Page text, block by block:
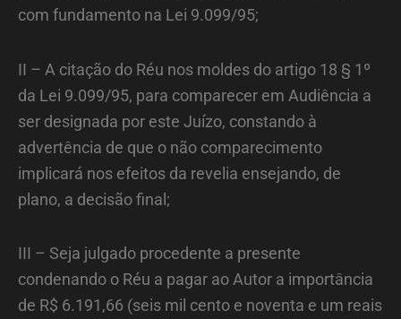
com fundamento na Lei 9.099/95;
II – A citação do Réu nos moldes do artigo 18 § 1º
da Lei 9.099/95, para comparecer em Audiência a
ser designada por este Juízo, constando à
advertência de que o não comparecimento
implicará nos efeitos da revelia ensejando, de
plano, a decisão final;
III – Seja julgado procedente a presente
condenando o Réu a pagar ao Autor a importância
de R$ 6.191,66 (seis mil cento e noventa e um reais